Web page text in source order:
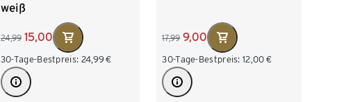
weiß
24,99 15,00
30-Tage-Bestpreis: 24,99€
17,99 9,00
30-Tage-Bestpreis: 12,00 €